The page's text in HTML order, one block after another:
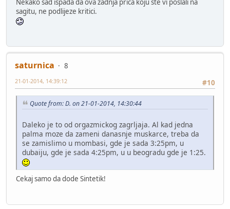
sagitu, ne podlijeze kritici.
saturnica
8
#10
21-01-2014, 14:39:12
Quote from: D. on 21-01-2014, 14:30:44
Daleko je to od orgazmickog zagrljaja. Al kad jedna
palma moze da zameni danasnje muskarce, treba da
se zamislimo u mombasi, gde je sada 3:25pm, u
dubaiju, gde je sada 4:25pm, u u beogradu gde je 1:25.
Cekaj samo da dode Sintetik!